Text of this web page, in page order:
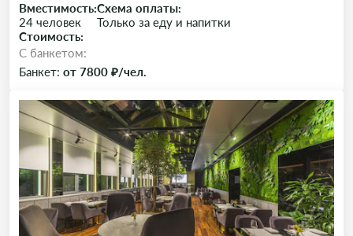
Вместимость:
24 человек
Схема оплаты:
Только за еду и напитки
Стоимость:
C банкетом:
Банкет: от 7800 ₽/чел.